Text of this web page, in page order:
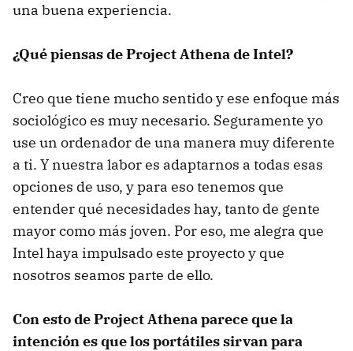
una buena experiencia.
¿Qué piensas de Project Athena de Intel?
Creo que tiene mucho sentido y ese enfoque más
sociológico es muy necesario. Seguramente yo
use un ordenador de una manera muy diferente
a ti. Y nuestra labor es adaptarnos a todas esas
opciones de uso, y para eso tenemos que
entender qué necesidades hay, tanto de gente
mayor como más joven. Por eso, me alegra que
Intel haya impulsado este proyecto y que
nosotros seamos parte de ello.
Con esto de Project Athena parece que la
intención es que los portátiles sirvan para